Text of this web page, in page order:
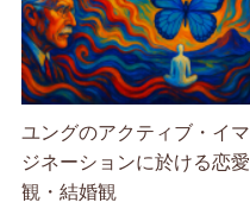
ユングのアクティブ・イマ
ジネーションに於ける恋愛
観・結婚観